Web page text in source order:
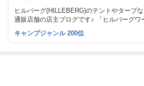
ヒルバーグ(HILLEBERG)のテントやタープ
通販店舗の店主ブログです♪ 「ヒルバーグワ
ショップを運営しています。
キャンプジャンル 200位